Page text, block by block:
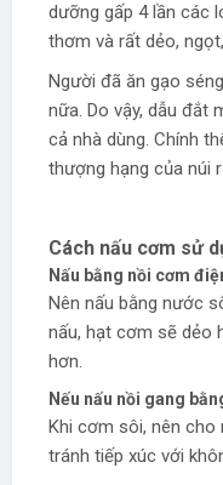
dưỡng gấp 4 lần các
thơm và rất dẻo,
Người đã ăn gạo
nữa. Do vậy, dẫu đắt
cả nhà dùng. Chính
thượng hạng của núi
Cách nấu cơm sử
Nấu bằng nồi cơm
Nên nấu bằng nước
nấu, hạt cơm sẽ dẻo
hơn.
Nếu nấu nồi gang
Khi cơm sôi, nên cho
tránh tiếp xúc với